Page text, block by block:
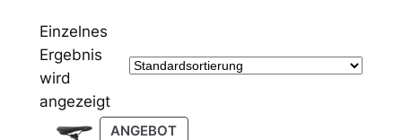
Einzelnes
Ergebnis
wird
angezeigt
ANGEBOTPRODUKT